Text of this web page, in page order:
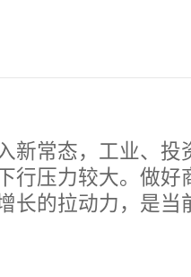
新常态，工业、投
行压力较大。做好
长的拉动力，是当